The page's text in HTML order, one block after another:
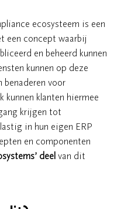
ecosysteem is een
een concept waarbij
en beheerd kunnen
kunnen op deze
benaderen voor
klanten hiermee
krijgen tot
in hun eigen ERP
en componenten
deel van dit